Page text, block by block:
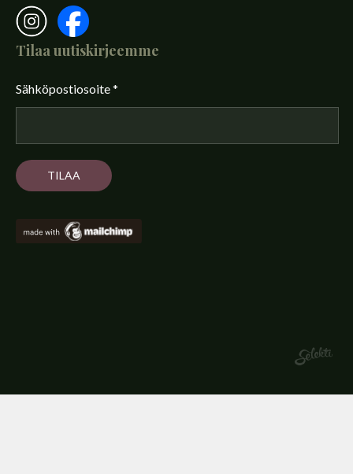
Tilaa uutiskirjeemme
Sähköpostiosoite*